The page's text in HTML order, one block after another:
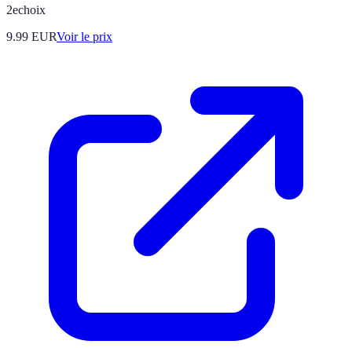
2echoix
9.99 EURVoir le prix